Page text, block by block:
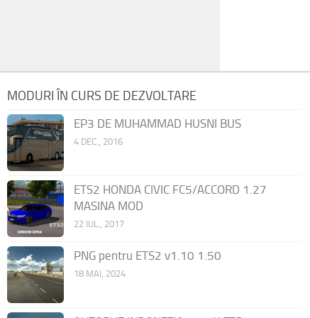
MODURI ÎN CURS DE DEZVOLTARE
EP3 DE MUHAMMAD HUSNI BUS
4 DEC., 2016
ETS2 HONDA CIVIC FC5/ACCORD 1.27
MASINA MOD
22 IUL., 2017
PNG pentru ETS2 v1.10 1.50
18 MAI, 2024